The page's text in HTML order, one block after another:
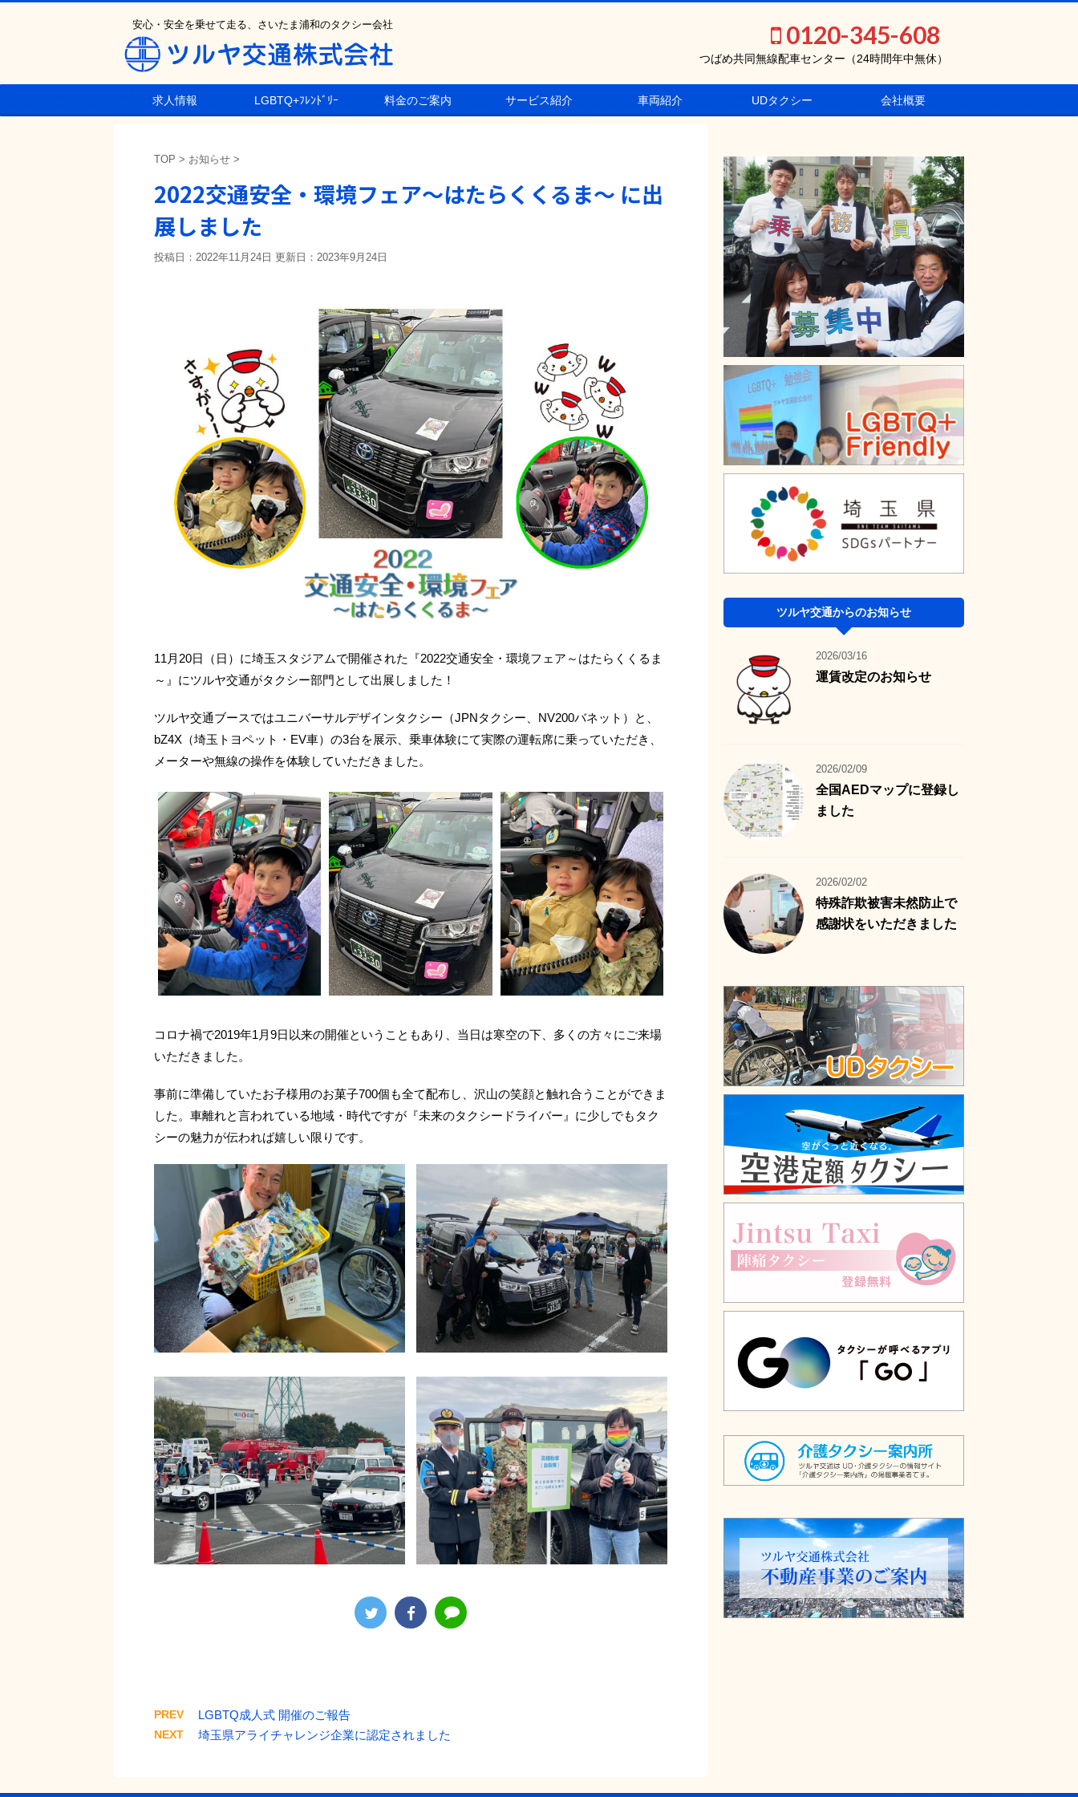
安心・安全を乗せて走る、さいたま浦和のタクシー会社 0120-345-608
つばめ共同無線配車センター（24時間年中無休）
求人情報 LGBTQ+ﾌﾚﾝﾄﾞﾘｰ 料金のご案内 サービス紹介 車両紹介 UDタクシー 会社概要
TOP > お知らせ >
2022交通安全・環境フェア～はたらくくるま～ に出
展しました
投稿日：2022年11月24日 更新日： 2023年9月24日
11月20日（日）に埼玉スタジアムで開催された『2022交通安全・環境フェア～はたらくくるま
～』にツルヤ交通がタクシー部門として出展しました！
ツルヤ交通ブースではユニバーサルデザインタクシー（JPNタクシー、NV200バネット）と、
bZ4X（埼玉トヨペット・EV車）の3台を展示、乗車体験にて実際の運転席に乗っていただき、
メーターや無線の操作を体験していただきました。
コロナ禍で2019年1月9日以来の開催ということもあり、当日は寒空の下、多くの方々にご来場
いただきました。
事前に準備していたお子様用のお菓子700個も全て配布し、沢山の笑顔と触れ合うことができま
した。車離れと言われている地域・時代ですが『未来のタクシードライバー』に少しでもタク
シーの魅力が伝われば嬉しい限りです。
PREV LGBTQ成人式 開催のご報告
NEXT 埼玉県アライチャレンジ企業に認定されました
ツルヤ交通からのお知らせ
2026/03/16
運賃改定のお知らせ
2026/02/09
全国AEDマップに登録し
ました
2026/02/02
特殊詐欺被害未然防止で
感謝状をいただきました